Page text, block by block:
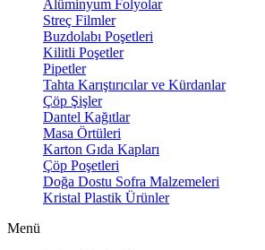
Alüminyum Folyolar
Streç Filmler
Buzdolabı Poşetleri
Kilitli Poşetler
Pipetler
Tahta Karıştırıcılar ve Kürdanlar
Çöp Şişler
Dantel Kağıtlar
Masa Örtüleri
Karton Gıda Kapları
Çöp Poşetleri
Doğa Dostu Sofra Malzemeleri
Kristal Plastik Ürünler
Menü